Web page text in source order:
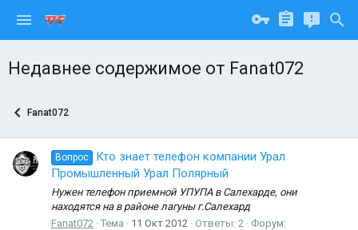
Недавнее содержимое от Fanat072
Fanat072
Вопрос
Кто знает телефон компании Урал
Промышленный Урал Полярный
Нужен телефон приемной УПУПА в Салехарде, они
находятся на в районе лагуны г.Салехард
Fanat072
Тема 11 Окт 2012 Ответы: 2
Форум: